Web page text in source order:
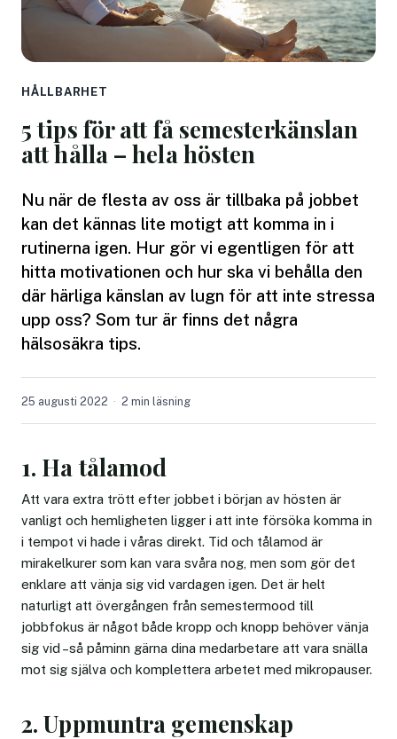
HÅLLBARHET
5 tips för att få semesterkänslan
att hålla – hela hösten
Nu när de flesta av oss är tillbaka på jobbet
kan det kännas lite motigt att komma in i
rutinerna igen. Hur gör vi egentligen för att
hitta motivationen och hur ska vi behålla den
där härliga känslan av lugn för att inte stressa
upp oss? Som tur är finns det några
hälsosäkra tips.
25 augusti 2022 2 min läsning
1. Ha tålamod
Att vara extra trött efter jobbet i början av hösten är
vanligt och hemligheten ligger i att inte försöka komma in
i tempot vi hade i våras direkt. Tid och tålamod är
mirakelkurer som kan vara svåra nog, men som gör det
enklare att vänja sig vid vardagen igen. Det är helt
naturligt att övergången från semestermood till
jobbfokus är något både kropp och knopp behöver vänja
sig vid –så påminn gärna dina medarbetare att vara snälla
mot sig själva och komplettera arbetet med mikropauser.
2. Uppmuntra gemenskap